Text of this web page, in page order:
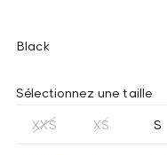
Black
Sélectionnez une taille
XXS XS S